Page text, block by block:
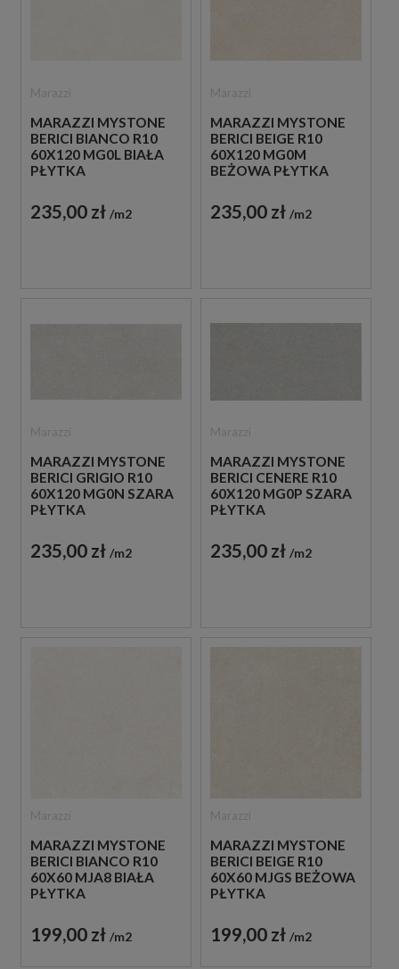
MARAZZI MYSTONE
BERICI BIANCO R10
60X120 MG0L BIAŁA
PŁYTKA
IMITUJĄCA KAMIEŃ
235,00 zł m2
MARAZZI MYSTONE
BERICI BEIGE R10
60X120 MG0M
BEŻOWA PŁYTKA
IMITUJĄCA KAMIEŃ
235,00 zł m2
MARAZZI MYSTONE
BERICI GRIGIO R10
60X120 MG0N SZARA
PŁYTKA
IMITUJĄCA KAMIEŃ
235,00 zł m2
MARAZZI MYSTONE
BERICI CENERE R10
60X120 MG0P SZARA
PŁYTKA
IMITUJĄCA KAMIEŃ
235,00 zł m2
MARAZZI MYSTONE
BERICI BIANCO R10
60X60 MJA8 BIAŁA
PŁYTKA
IMITUJĄCA KAMIEŃ
199,00 zł m2
MARAZZI MYSTONE
BERICI BEIGE R10
60X60 MJGS BEŻOWA
PŁYTKA
IMITUJĄCA KAMIEŃ
199,00 zł m2